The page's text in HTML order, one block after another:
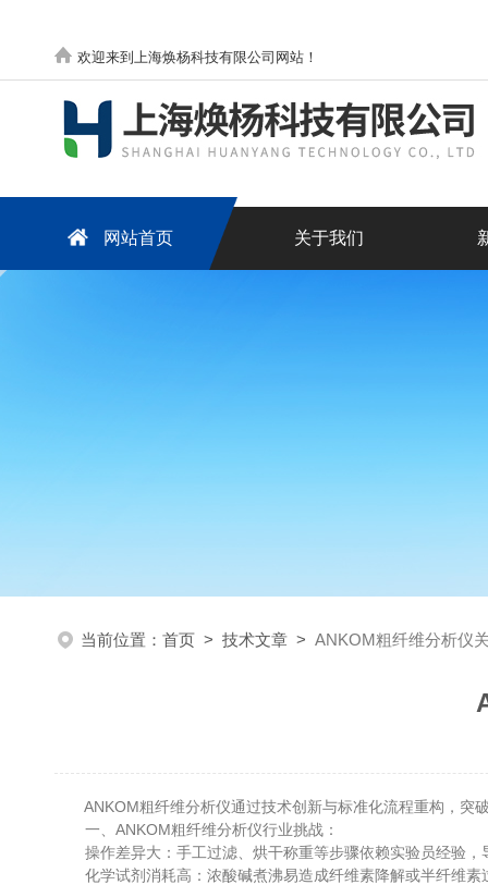
欢迎来到上海焕杨科技有限公司网站！
网站首页 关于我们
当前位置： 首页 > 技术文章 > ANKOM粗纤维分析仪
ANKOM粗纤维分析仪通过技术创新与标准化流程重构，突
一、ANKOM粗纤维分析仪行业挑战：
操作差异大：手工过滤、烘干称重等步骤依赖实验员经验，
化学试剂消耗高：浓酸碱煮沸易造成纤维素降解或半纤维素